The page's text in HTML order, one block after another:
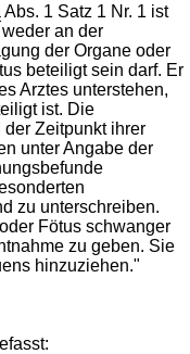
Abs. 1 Satz 1 Nr. 1 ist
an der
der Organe oder
beteiligt sein darf. Er
Arztes unterstehen,
ist. Die
Zeitpunkt ihrer
unter Angabe der
zu unterschreiben.
Fötus schwanger
zu geben. Sie
hinzuziehen."